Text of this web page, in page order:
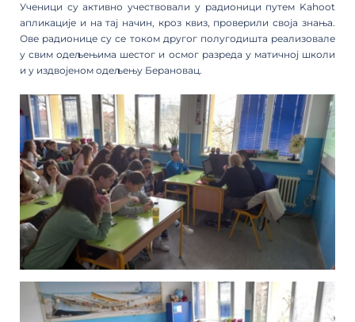
Ученици су активно учeствовали у радионици путем Kahoot
апликације и на тај начин, кроз квиз, проверили своја знања.
Ове радионице су се током другог полугодишта реализовале
у свим одељењима шестог и осмог разреда у матичној школи
и у издвојеном одељењу Берановац.